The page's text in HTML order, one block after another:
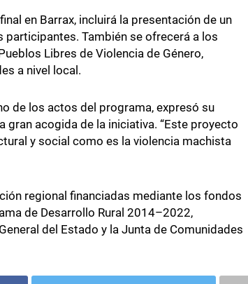
en Barrax, incluirá la presentación de un
También se ofrecerá a los
Libres de Violencia de Género,
a nivel local.
de los actos del programa, expresó su
acogida de la iniciativa. “Este proyecto
y social como es la violencia machista
regional financiadas mediante los fondos
de Desarrollo Rural 2014–2022,
del Estado y la Junta de Comunidades